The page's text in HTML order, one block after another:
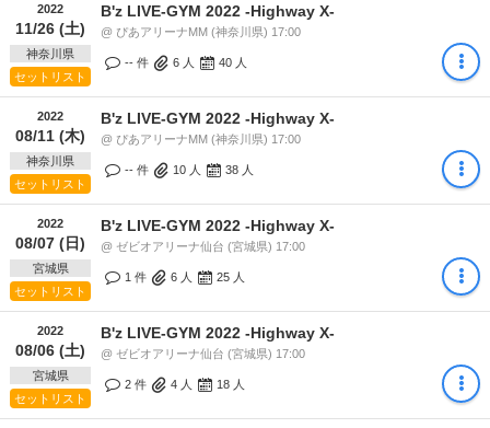
2022
11/26 (土)
神奈川県
セットリスト
B'z LIVE-GYM 2022 -Highway X-
@ ぴあアリーナMM (神奈川県) 17:00
-- 件 6 人 40 人
2022
08/11 (木)
神奈川県
セットリスト
B'z LIVE-GYM 2022 -Highway X-
@ ぴあアリーナMM (神奈川県) 17:00
-- 件 10 人 38 人
2022
08/07 (日)
宮城県
セットリスト
B'z LIVE-GYM 2022 -Highway X-
@ ゼビオアリーナ仙台 (宮城県) 17:00
1 件 6 人 25 人
2022
08/06 (土)
宮城県
セットリスト
B'z LIVE-GYM 2022 -Highway X-
@ ゼビオアリーナ仙台 (宮城県) 17:00
2 件 4 人 18 人